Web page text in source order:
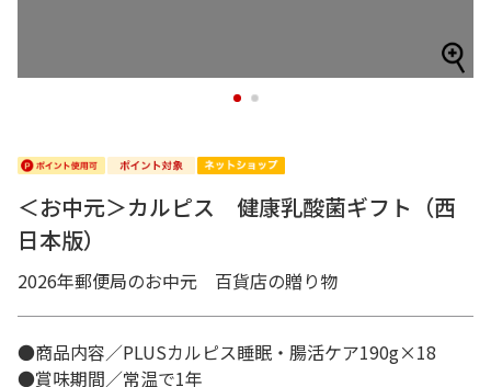
1 2
＜お中元＞カルピス 健康乳酸菌ギフト（西
日本版）
2026年郵便局のお中元 百貨店の贈り物
●商品内容／PLUSカルピス睡眠・腸活ケア190g×18
●賞味期間／常温で1年